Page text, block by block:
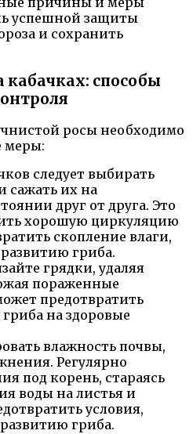
успешной защиты
и сохранить
кабачках: способы
росы необходимо
меры:
следует выбирать
сажать их на
друг от друга. Это
хорошую циркуляцию
скопление влаги,
гриба.
грядки, удаляя
пораженные
предотвратить
на здоровые
влажность почвы,
Регулярно
под корень, стараясь
воды на листья и
условия,
гриба.